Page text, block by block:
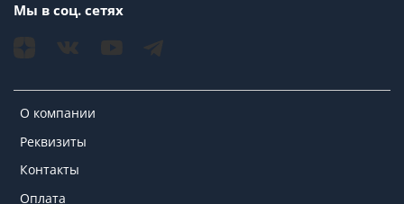
О компании
Реквизиты
Контакты
Оплата
Мы в соц. сетях